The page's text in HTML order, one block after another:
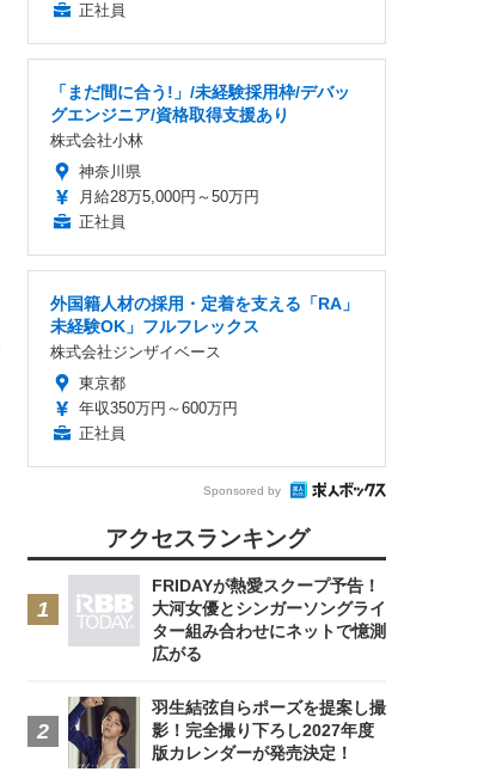
正社員
「まだ間に合う!」/未経験採用枠/デバッ
グエンジニア/資格取得支援あり
株式会社小林
神奈川県
月給28万5,000円～50万円
正社員
外国籍人材の採用・定着を支える「RA」
未経験OK」フルフレックス
株式会社ジンザイベース
東京都
年収350万円～600万円
正社員
Sponsored by
アクセスランキング
FRIDAYが熱愛スクープ予告！
大河女優とシンガーソングライ
ター組み合わせにネットで憶測
広がる
羽生結弦自らポーズを提案し撮
影！完全撮り下ろし2027年度
版カレンダーが発売決定！